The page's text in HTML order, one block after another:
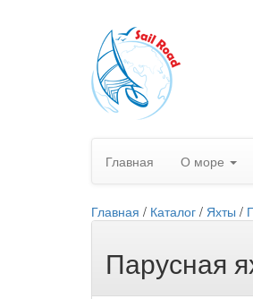
Главная О море
Главная / Каталог / Яхты /
Парусная